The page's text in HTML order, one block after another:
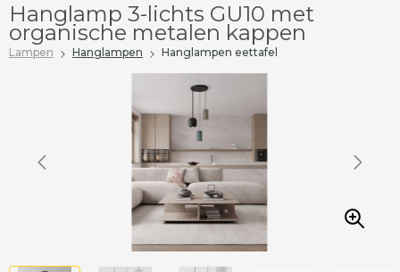
Hanglamp 3-lichts GU10 met
organische metalen kappen
Lampen Hanglampen Hanglampen eettafel